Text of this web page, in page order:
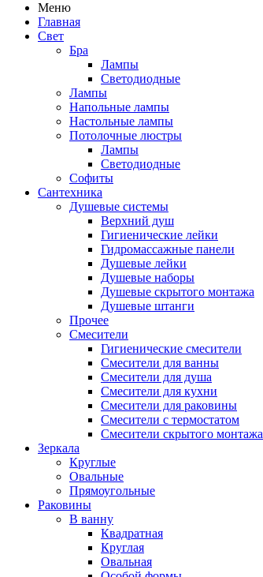
Меню
Главная
Свет
Бра
Лампы
Светодиодные
Лампы
Напольные лампы
Настольные лампы
Потолочные люстры
Лампы
Светодиодные
Софиты
Сантехника
Душевые системы
Верхний душ
Гигиенические лейки
Гидромассажные панели
Душевые лейки
Душевые наборы
Душевые скрытого монтажа
Душевые штанги
Прочее
Смесители
Гигиенические смесители
Смесители для ванны
Смесители для душа
Смесители для кухни
Смесители для раковины
Смесители с термостатом
Смесители скрытого монтажа
Зеркала
Круглые
Овальные
Прямоугольные
Раковины
В ванну
Квадратная
Круглая
Овальная